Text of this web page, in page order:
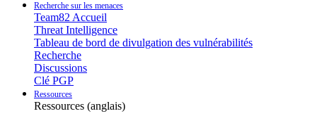
Recherche sur les menaces
Team82 Accueil
Threat Intelligence
Tableau de bord de divulgation des vulnérabilités
Recherche
Discussions
Clé PGP
Ressources
Ressources (anglais)